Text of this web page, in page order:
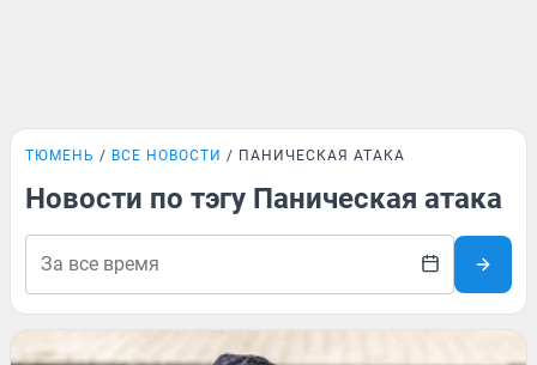
ТЮМЕНЬ ВСЕ НОВОСТИ ПАНИЧЕСКАЯ АТАКА
Новости по тэгу Паническая атака